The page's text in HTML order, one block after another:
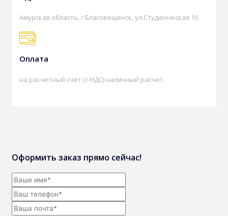
Амурская область, г.Благовещенск, ул.Студенческая 16
Оплата
на расчетный счет (с НДС) наличный расчет
Оформить заказ прямо сейчас!